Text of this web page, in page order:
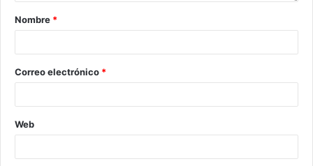
Nombre *
Correo electrónico *
Web